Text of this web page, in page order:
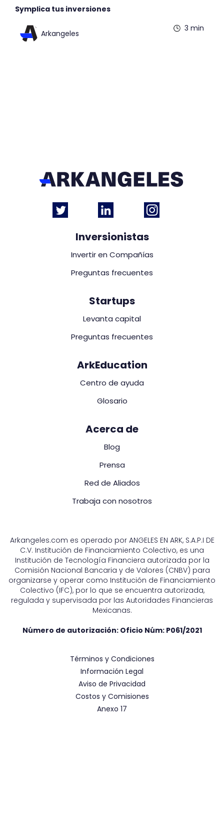
Symplica tus inversiones
Arkangeles
3 min
Inversionistas
Invertir en Compañías
Preguntas frecuentes
Startups
Levanta capital
Preguntas frecuentes
ArkEducation
Centro de ayuda
Glosario
Acerca de
Blog
Prensa
Red de Aliados
Trabaja con nosotros
Arkangeles.com es operado por ANGELES EN ARK, S.A.P.I DE
C.V. Institución de Financiamiento Colectivo, es una
Institución de Tecnología Financiera autorizada por la
Comisión Nacional Bancaria y de Valores (CNBV) para
organizarse y operar como Institución de Financiamiento
Colectivo (IFC), por lo que se encuentra autorizada,
regulada y supervisada por las Autoridades Financieras
Mexicanas.
Número de autorización: Oficio Núm: P061/2021
Términos y Condiciones
Información Legal
Aviso de Privacidad
Costos y Comisiones
Anexo 17